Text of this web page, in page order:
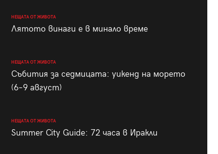
НЕЩАТА ОТ ЖИВОТА
Лятото винаги е в минало време
НЕЩАТА ОТ ЖИВОТА
Събития за седмицата: уикенд на морето
(6–9 август)
НЕЩАТА ОТ ЖИВОТА
Summer City Guide: 72 часа в Иракли